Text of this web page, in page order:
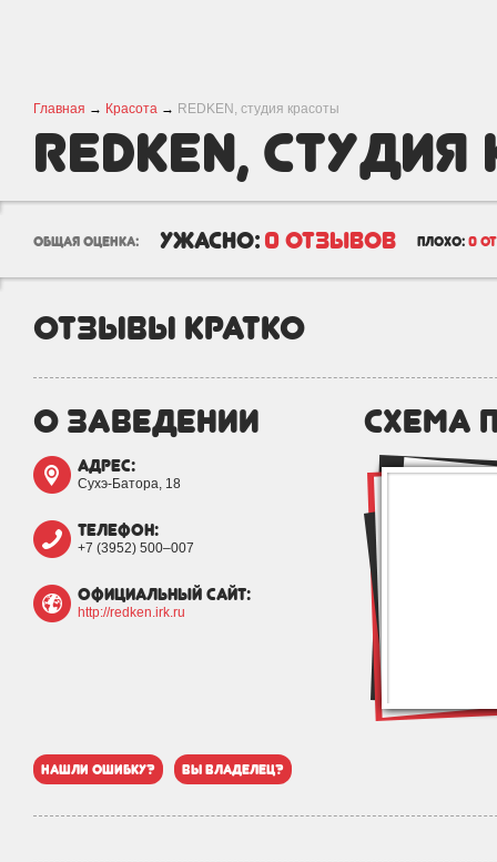
Главная → Красота → REDKEN, студия красоты
REDKEN,
общая оценка: ужасно: 0 отзывов плохо: 0
отзывы кратко
о заведении
адрес:
Сухэ-Батора, 18
телефон:
+7 (3952) 500‒007
официальный сайт:
http://redken.irk.ru
схема
нашли ошибку? вы владелец?